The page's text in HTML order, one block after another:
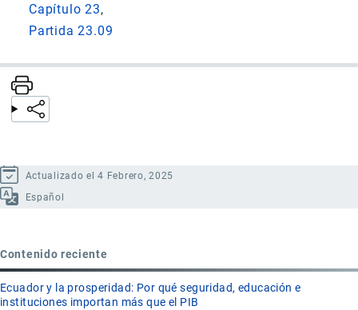
Capítulo 23
Partida 23.09
Actualizado el 4 Febrero, 2025
Español
Contenido reciente
Ecuador y la prosperidad: Por qué seguridad, educación e
instituciones importan más que el PIB